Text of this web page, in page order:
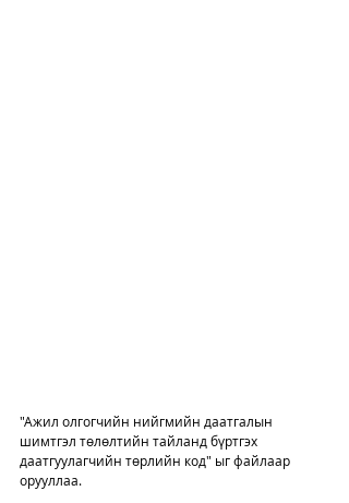
"Ажил олгогчийн нийгмийн даатгалын
шимтгэл төлөлтийн тайланд бүртгэх
даатгуулагчийн төрлийн код" ыг файлаар
орууллаа.